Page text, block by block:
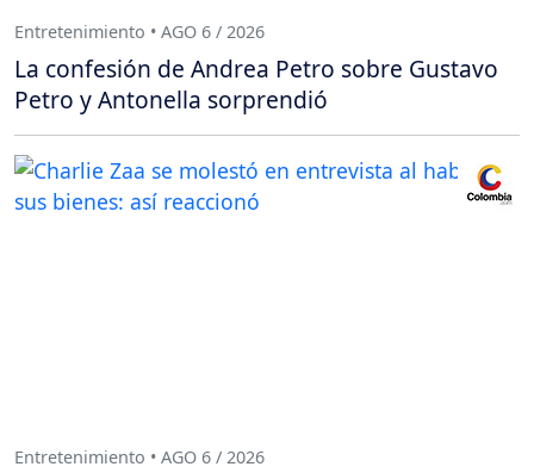
Entretenimiento • AGO 6 / 2026
La confesión de Andrea Petro sobre Gustavo
Petro y Antonella sorprendió
Entretenimiento • AGO 6 / 2026